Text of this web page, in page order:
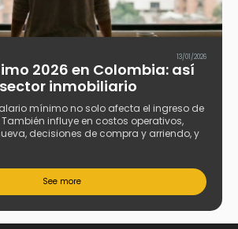
13/01/2026
2026 en Colombia: así
inmobiliario
mínimo no solo afecta el ingreso de
influye en costos operativos,
decisiones de compra y arriendo, y
See more